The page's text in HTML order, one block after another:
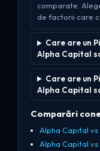
comparate.
de factorii care
Care are un
Alpha Capital
Care are un
Alpha Capital
Comparări
Alpha Capital
Alpha Capital